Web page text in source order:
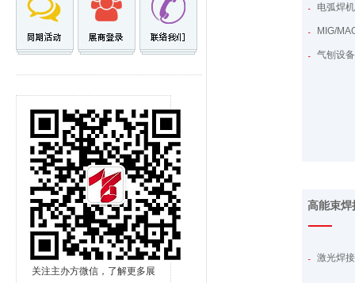
关注主办方微信，了解更多展
电弧焊
MIG/
气刨设备
高能束焊
激光焊